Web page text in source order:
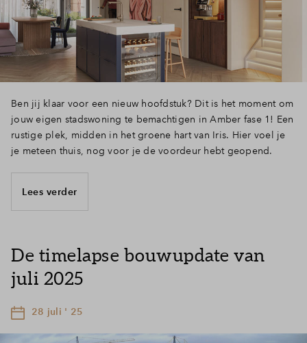
Ben jij klaar voor een nieuw hoofdstuk? Dit is het moment om
jouw eigen stadswoning te bemachtigen in Amber fase 1! Een
rustige plek, midden in het groene hart van Iris. Hier voel je
je meteen thuis, nog voor je de voordeur hebt geopend.
Lees verder
De timelapse bouwupdate van
juli 2025
28 juli ' 25